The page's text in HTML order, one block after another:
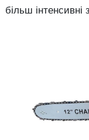
більш інтенсивні